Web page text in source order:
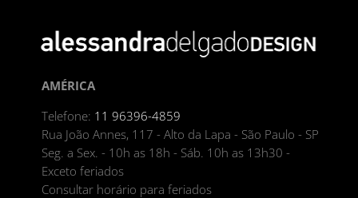
AMÉRICA
Telefone: 11 96396-4859
Rua João Annes, 117 - Alto da Lapa - São Paulo - SP
Seg. a Sex. - 10h as 18h - Sáb. 10h as 13h30 -
Exceto feriados
Consultar horário para feriados